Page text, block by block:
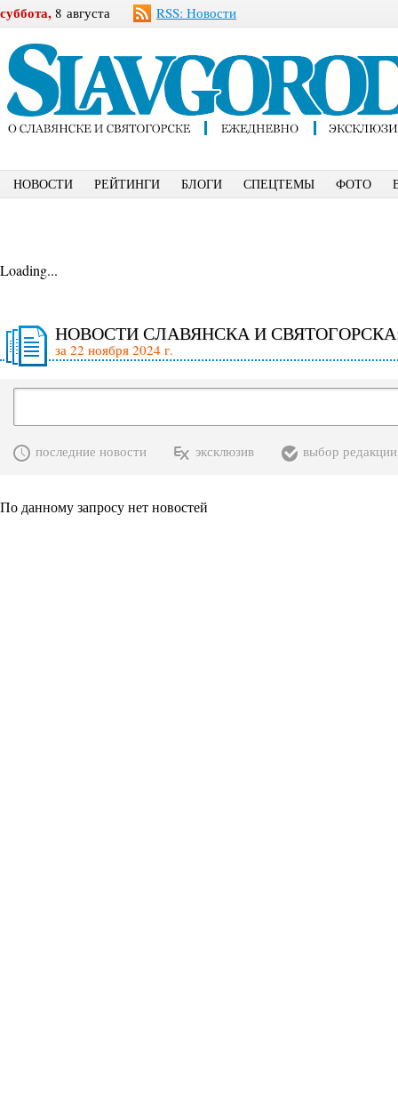
суббота, 8 августа RSS: Новости
НОВОСТИ РЕЙТИНГИ БЛОГИ СПЕЦТЕМЫ ФОТО
Loading...
НОВОСТИ СЛАВЯНСКА И
за 22 ноября 2024 г.
последние новости эксклюзив выбор редакции
По данному запросу нет новостей